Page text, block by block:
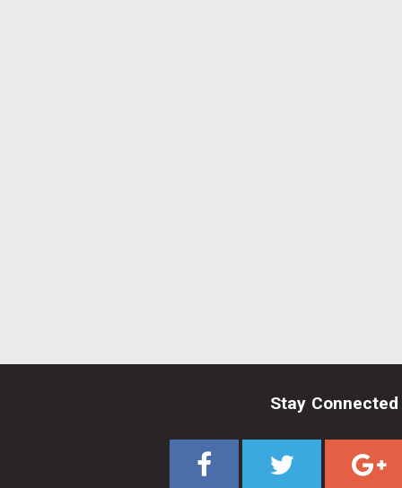
Stay Connected